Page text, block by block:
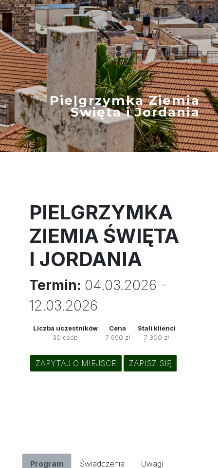
Pielgrzymka Ziemia
Święta i Jordania
PIELGRZYMKA
ZIEMIA ŚWIĘTA
I JORDANIA
Termin: 04.03.2026 -
12.03.2026
Liczba uczestników Cena
Stali klienci
30 osób
7 690 zł 7 300 zł
ZAPYTAJ O MIEJSCE ZAPISZ SIĘ
Program Świadczenia
Uwagi